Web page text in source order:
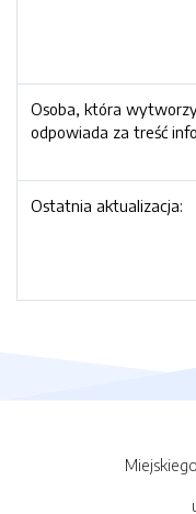
Osoba, która
odpowiada za treść
Ostatnia aktualizacja: